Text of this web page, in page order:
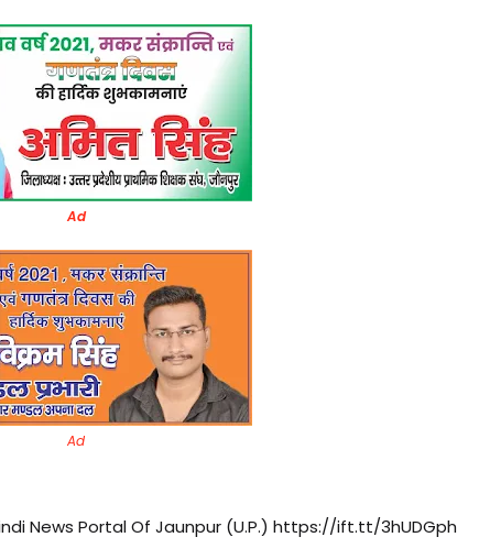
Ad
Ad
News Portal Of Jaunpur (U.P.) https://ift.tt/3hUDGph